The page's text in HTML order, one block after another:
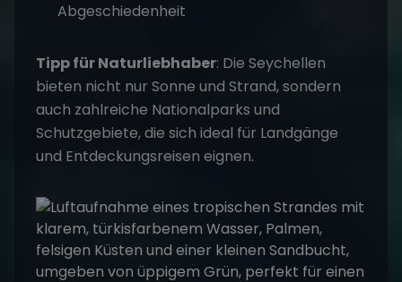
Abgeschiedenheit
Tipp für Naturliebhaber: Die Seychellen
bieten nicht nur Sonne und Strand, sondern
auch zahlreiche Nationalparks und
Schutzgebiete, die sich ideal für Landgänge
und Entdeckungsreisen eignen.